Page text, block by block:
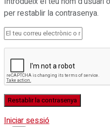
per restablir la contrasenya.
Iniciar sessió